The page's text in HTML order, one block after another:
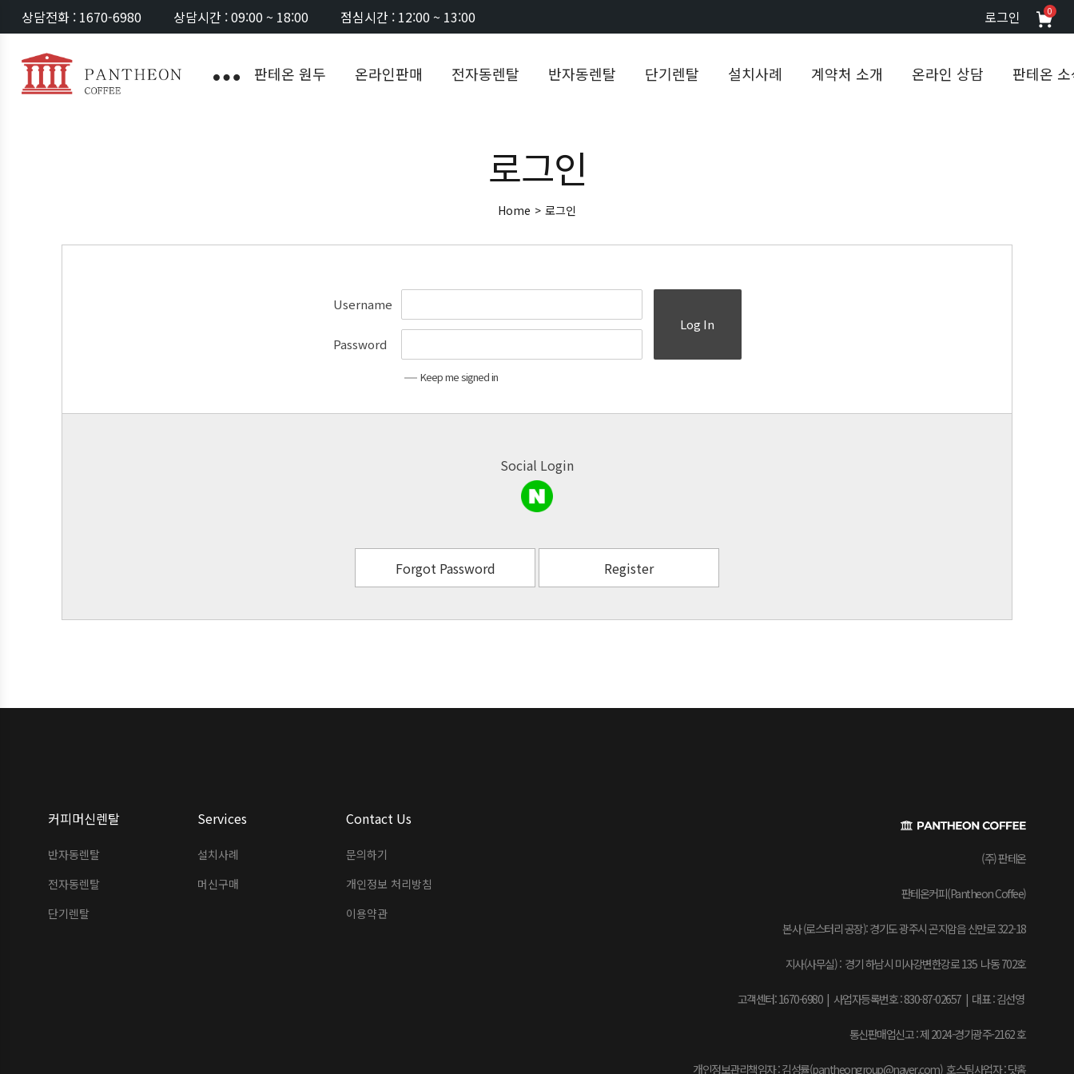
상담전화 : 1670-6980 상담시간 : 09:00 ~ 18:00 점심시간 : 12:00 ~ 13:00 로그인 0
판테온 원두 온라인판매 전자동렌탈 반자동렌탈 단기렌탈 설치사례 계약처 소개 온라인 상담 판테온
로그인
Home > 로그인
Username
Password
Keep me signed in
Log In
Social Login
Forgot Password Register
커피머신렌탈
반자동렌탈
전자동렌탈
단기렌탈
Services
설치사례
머신구매
Contact Us
문의하기
개인정보 처리방침
이용약관
(주) 판테온
판테온커피(Pantheon Coffee)
본사 (로스터리 공장): 경기도 광주시 곤지암읍 신만로 322-18
지사(사무실) : 경기 하남시 미사강변한강로 135 나동 702호
고객센터: 1670-6980 | 사업자등록번호 : 830-87-02657 | 대표 : 김선영
통신판매업신고 : 제 2024-경기광주-2162 호
개인정보관리책임자 : 김성률(pantheongroup@naver.com) 호스팅사업자 : 닷홈